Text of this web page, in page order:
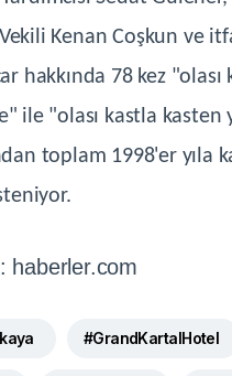
Kenan Coşkun ve
hakkında 78 kez "olası
ile "olası kastla kasten
toplam 1998'er yıla
haberler.com
#GrandKartalHotel